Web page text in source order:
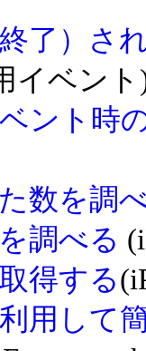
了）さ
イベント
ント時
数を調
調べる
得する
用して